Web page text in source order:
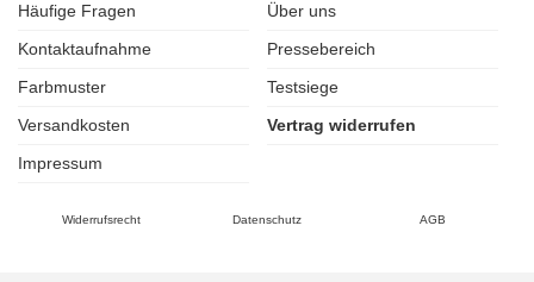
Häufige Fragen
Über uns
Kontaktaufnahme
Pressebereich
Farbmuster
Testsiege
Versandkosten
Vertrag widerrufen
Impressum
Widerrufsrecht Datenschutz AGB